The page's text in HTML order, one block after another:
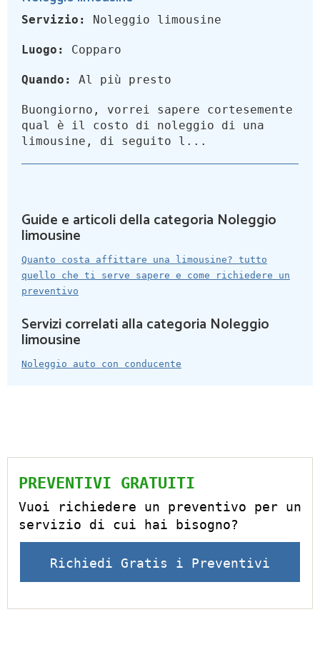
Servizio: Noleggio limousine
Luogo: Copparo
Quando: Al più presto
Buongiorno, vorrei sapere cortesemente
qual è il costo di noleggio di una
limousine, di seguito l...
Guide e articoli della categoria Noleggio
limousine
Quanto costa affittare una limousine? tutto
quello che ti serve sapere e come richiedere un
preventivo
Servizi correlati alla categoria Noleggio
limousine
Noleggio auto con conducente
PREVENTIVI GRATUITI
Vuoi richiedere un preventivo per un
servizio di cui hai bisogno?
Richiedi Gratis i Preventivi